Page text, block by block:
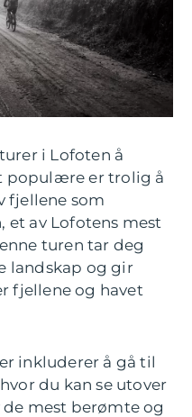
i Lofoten å
populære er trolig å
fjellene som
et av Lofotens mest
turen tar deg
landskap og gir
fjellene og havet
inkluderer å gå til
du kan se utover
de mest berømte og